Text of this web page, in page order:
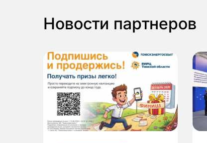
Новости партнеров